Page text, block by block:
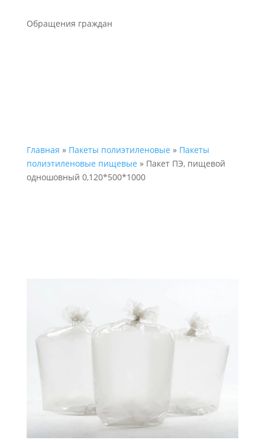
Обращения граждан
Главная » Пакеты полиэтиленовые » Пакеты
полиэтиленовые пищевые » Пакет ПЭ, пищевой
одношовный 0,120*500*1000